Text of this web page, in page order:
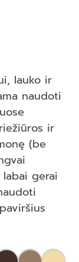
lauko ir
naudoti
ir
(be
gerai